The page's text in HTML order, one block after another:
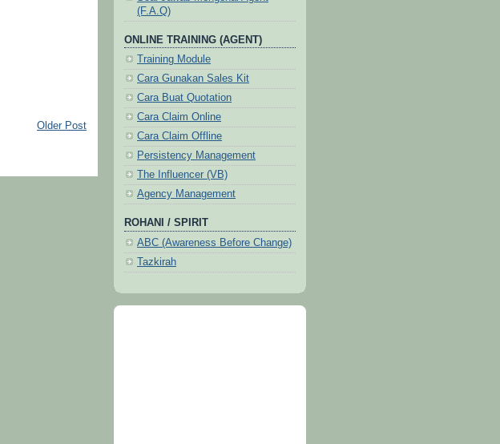
Older Post
(F.A.Q)
ONLINE TRAINING (AGENT)
Training Module
Cara Gunakan Sales Kit
Cara Buat Quotation
Cara Claim Online
Cara Claim Offline
Persistency Management
The Influencer (VB)
Agency Management
ROHANI / SPIRIT
ABC (Awareness Before Change)
Tazkirah